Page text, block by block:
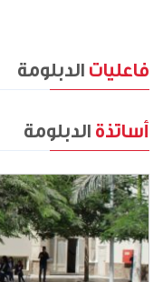
فاعليات الدبلومة
أساتذة الدبلومة